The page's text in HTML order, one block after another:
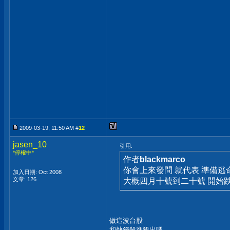
2009-03-19, 11:50 AM #12
jasen_10
*停權中*
加入日期: Oct 2008
文章: 126
引用:
作者blackmarco
你會上來發問 就代表 準備逃
大概四月十號到二十號 開始
做這波台股